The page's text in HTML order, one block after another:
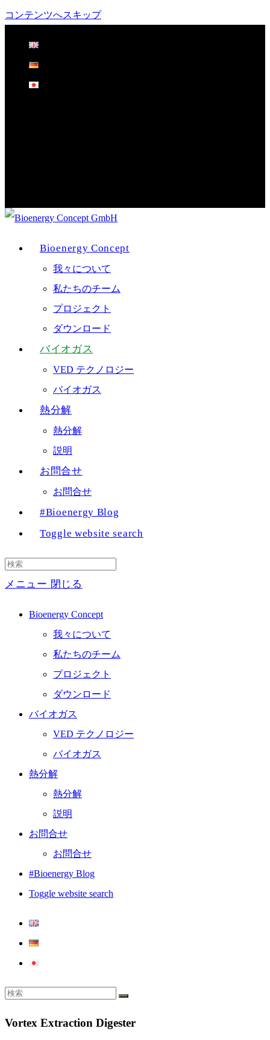
コンテンツへスキップ
Bioenergy Concept
我々について
私たちのチーム
プロジェクト
ダウンロード
バイオガス
VED テクノロジー
バイオガス
熱分解
熱分解
説明
お問合せ
お問合せ
#Bioenergy Blog
Toggle website search
メニュー 閉じる
Bioenergy Concept
我々について
私たちのチーム
プロジェクト
ダウンロード
バイオガス
VED テクノロジー
バイオガス
熱分解
熱分解
説明
お問合せ
お問合せ
#Bioenergy Blog
Toggle website search
Vortex Extraction Digester